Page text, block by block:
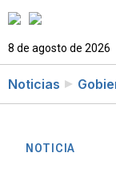
8 de agosto de 2026
Noticias
NOTICIA